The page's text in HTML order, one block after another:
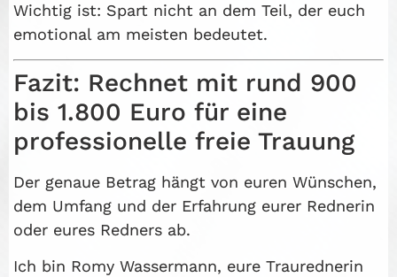
Wichtig ist: Spart nicht an dem Teil, der euch
emotional am meisten bedeutet.
Fazit: Rechnet mit rund 900
bis 1.800 Euro für eine
professionelle freie Trauung
Der genaue Betrag hängt von euren Wünschen,
dem Umfang und der Erfahrung eurer Rednerin
oder eures Redners ab.
Ich bin Romy Wassermann, eure Traurednerin